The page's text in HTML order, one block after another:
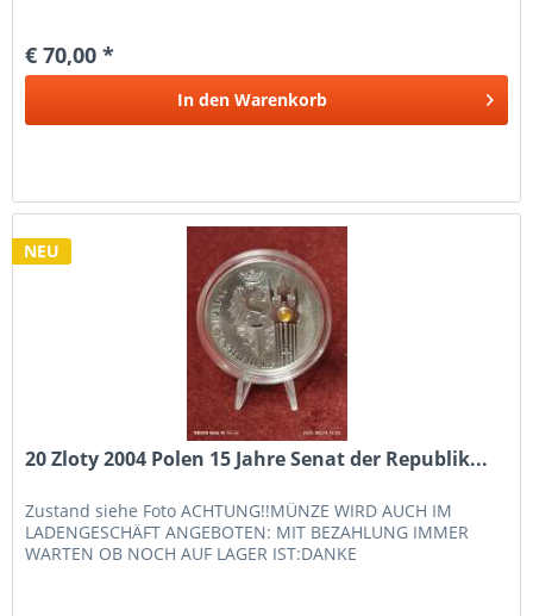
€ 70,00 *
In den Warenkorb
NEU
20 Zloty 2004 Polen 15 Jahre Senat der Republik...
Zustand siehe Foto ACHTUNG!!MÜNZE WIRD AUCH IM
LADENGESCHÄFT ANGEBOTEN: MIT BEZAHLUNG IMMER
WARTEN OB NOCH AUF LAGER IST:DANKE